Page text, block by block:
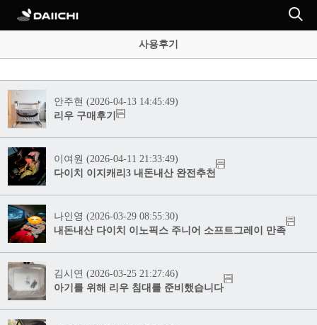
사용후기
안주현 (2026-04-13 14:45:49)
리우 구매후기
이여원 (2026-04-11 21:33:49)
다이치 이지캐리3 내돈내산 완전추천
나인영 (2026-03-29 08:55:30)
내돈내산 다이치 이노픽스 주니어 소프트그레이 만족
김시연 (2026-03-25 21:27:46)
아기를 위해 리우 침대를 준비했습니다